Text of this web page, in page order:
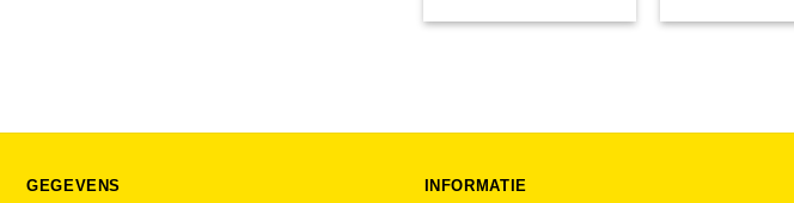
GEGEVENS INFORMATIE